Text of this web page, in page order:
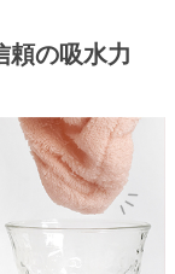
頼の吸水力